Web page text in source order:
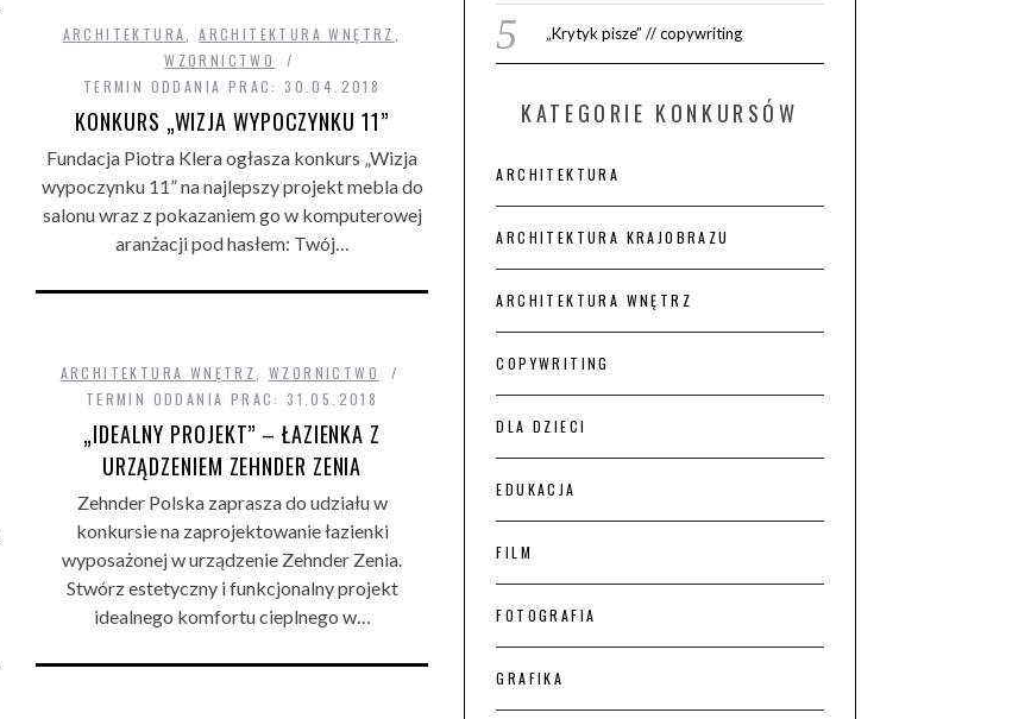
ARCHITEKTURA ,ARCHITEKTURA WNĘTRZ
WZORNICTWO
TERMIN ODDANIA PRAC: 30.04.2018
KONKURS „WIZJA WYPOCZYNKU 11”
Fundacja Piotra Klera ogłasza konkurs „Wizja
wypoczynku 11” na najlepszy projekt mebla do
salonu wraz z pokazaniem go w komputerowej
aranżacji pod hasłem: Twój…
ARCHITEKTURA WNĘTRZ
WZORNICTWO
TERMIN ODDANIA PRAC: 31.05.2018
„IDEALNY PROJEKT” – ŁAZIENKA Z
URZĄDZENIEM ZEHNDER ZENIA
Zehnder Polska zaprasza do udziału w
konkursie na zaprojektowanie łazienki
wyposażonej w urządzenie Zehnder Zenia.
Stwórz estetyczny i funkcjonalny projekt
idealnego komfortu cieplnego w…
„Krytyk pisze” // copywriting
KATEGORIE KONKURSÓW
ARCHITEKTURA
ARCHITEKTURA KRAJOBRAZU
ARCHITEKTURA WNĘTRZ
COPYWRITING
DLA DZIECI
EDUKACJA
FILM
FOTOGRAFIA
GRAFIKA